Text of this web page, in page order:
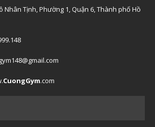
Nhân Tịnh, Phường 1, Quận 6, Thành phố Hồ
CuongGym.com